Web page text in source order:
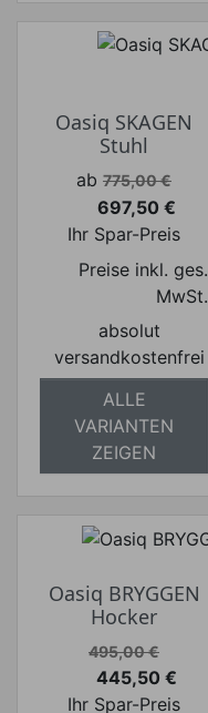
Oasiq SKAGEN
Stuhl
Verkaufspreis
ab 775,00 €
Preis
697,50 €
Ihr Spar-Preis
Preise inkl. ges.
MwSt.
absolut
versandkostenfrei
ALLE
VARIANTEN
ZEIGEN
Oasiq BRYGGEN
Hocker
Verkaufspreis
495,00 €
Preis
445,50 €
Ihr Spar-Preis